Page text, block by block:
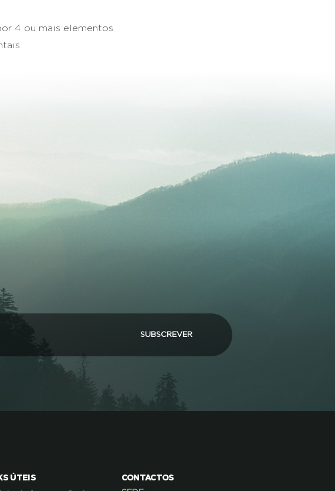
4 ou mais elementos
SUBSCREVER
ÚTEIS
CONTACTOS